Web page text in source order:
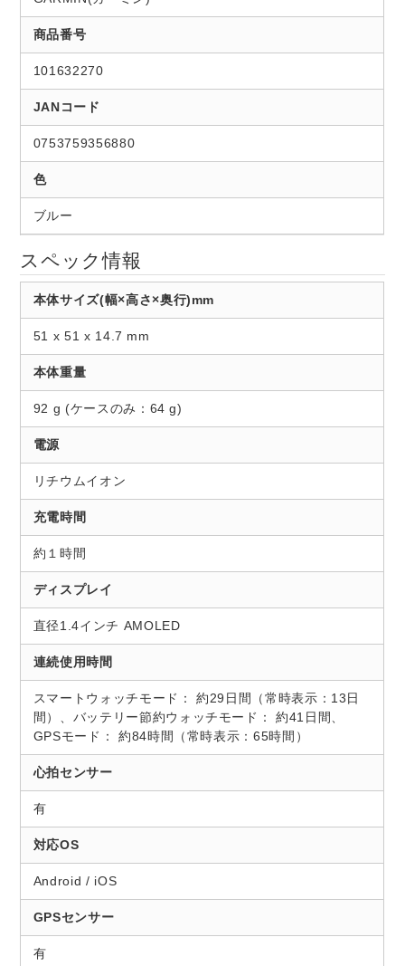
商品番号
101632270
JANコード
0753759356880
色
ブルー
スペック情報
本体サイズ(幅×高さ×奥行)mm
51 x 51 x 14.7 mm
本体重量
92 g (ケースのみ：64 g)
電源
リチウムイオン
充電時間
約１時間
ディスプレイ
直径1.4インチ AMOLED
連続使用時間
スマートウォッチモード： 約29日間（常時表示：13日
間）、バッテリー節約ウォッチモード： 約41日間、
GPSモード： 約84時間（常時表示：65時間）
心拍センサー
有
対応OS
Android / iOS
GPSセンサー
有